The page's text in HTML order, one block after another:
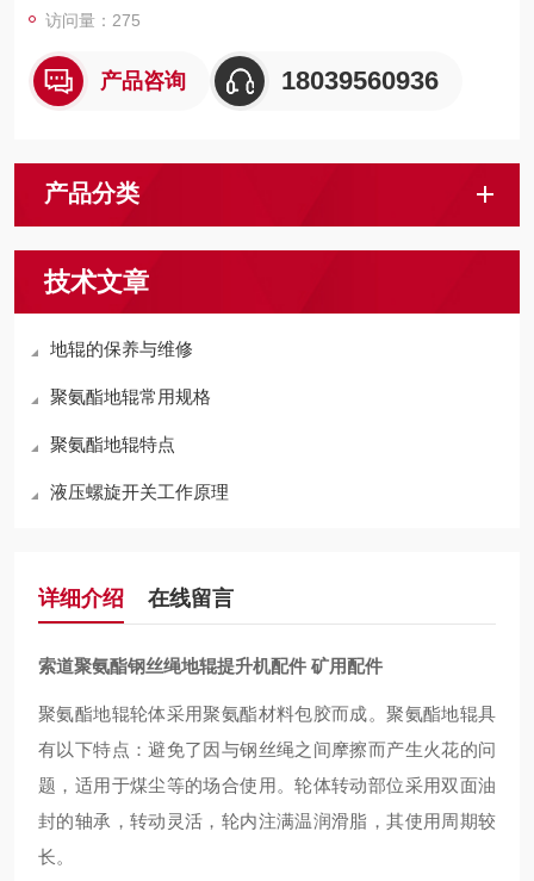
访问量：275
产品咨询 18039560936
产品分类
技术文章
地辊的保养与维修
聚氨酯地辊常用规格
聚氨酯地辊特点
液压螺旋开关工作原理
详细介绍 在线留言
索道聚氨酯钢丝绳地辊提升机配件 矿用配件
聚氨酯地辊轮体采用聚氨酯材料包胶而成。聚氨酯地辊具
有以下特点：避免了因与钢丝绳之间摩擦而产生火花的问
题，适用于煤尘等的场合使用。轮体转动部位采用双面油
封的轴承，转动灵活，轮内注满温润滑脂 ，其使用周期较
长。